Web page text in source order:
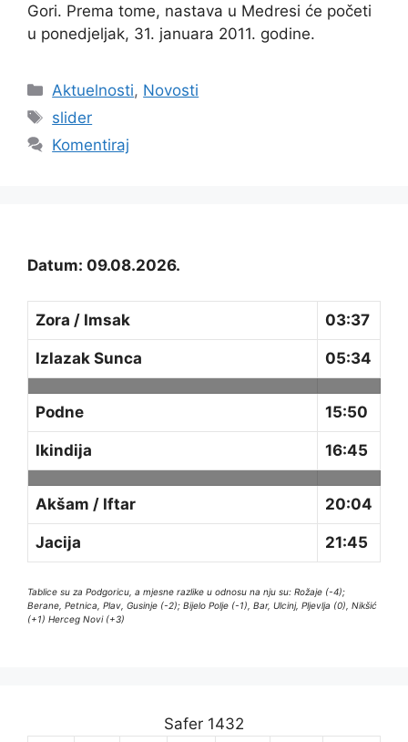
Gori. Prema tome, nastava u Medresi će početi
u ponedjeljak, 31. januara 2011. godine.
Kategorije
Aktuelnosti, Novosti
Oznake
slider
Komentiraj
Datum: 09.08.2026.
Zora / Imsak 03:37
Izlazak Sunca 05:34
Podne 15:50
Ikindija 16:45
Akšam / Iftar 20:04
Jacija 21:45
Tablice su za Podgoricu, a mjesne razlike u odnosu na nju su: Rožaje (-4);
Berane, Petnica, Plav, Gusinje (-2); Bijelo Polje (-1), Bar, Ulcinj, Pljevlja (0), Nikšić
(+1) Herceg Novi (+3)
Safer 1432